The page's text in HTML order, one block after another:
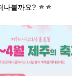
나볼까요? ㅎㅎ